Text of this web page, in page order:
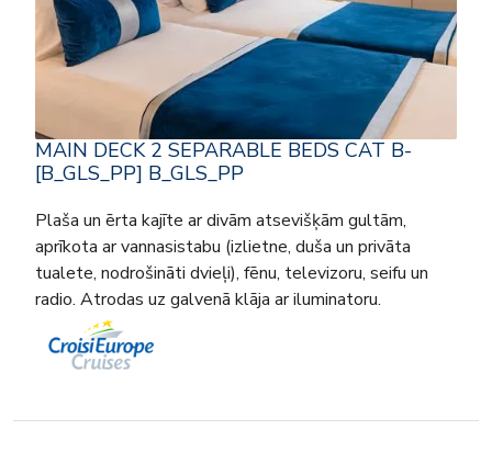
MAIN DECK 2 SEPARABLE BEDS CAT B-
[B_GLS_PP] B_GLS_PP
Plaša un ērta kajīte ar divām atsevišķām gultām,
aprīkota ar vannasistabu (izlietne, duša un privāta
tualete, nodrošināti dvieļi), fēnu, televizoru, seifu un
radio. Atrodas uz galvenā klāja ar iluminatoru.